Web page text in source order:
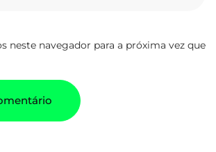
neste navegador para a próxima vez que